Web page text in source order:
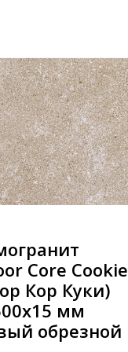
Core Cookie
Кор Куки)
мм
обрезной